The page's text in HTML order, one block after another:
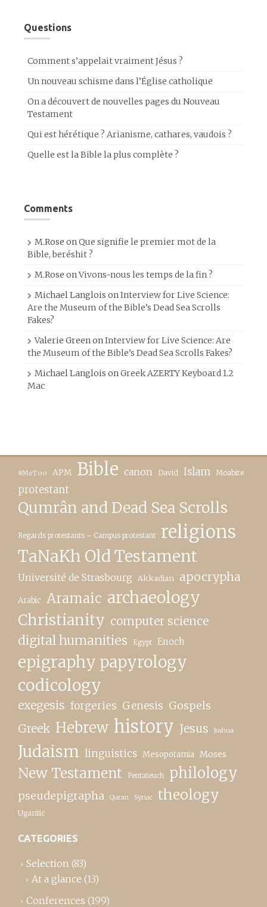
Questions
Comment s’appelait vraiment Jésus ?
Un nouveau schisme dans l’Église catholique
On a découvert de nouvelles pages du Nouveau
Testament
Qui est hérétique ? Arianisme, cathares, vaudois ?
Quelle est la Bible la plus complète ?
Comments
M.Rose onQue signifie le premier mot de la
Bible, beréshit ?
M.Rose onVivons-nous les temps de la fin ?
Michael Langlois onInterview for Live Science:
Are the Museum of the Bible’s Dead Sea Scrolls
Fakes?
Valerie GreenonInterview for Live Science: Are
the Museum of the Bible’s Dead Sea Scrolls Fakes?
Michael Langlois onGreek AZERTY Keyboard 1.2
Mac
#MeToo APM Bible canon David Islam Moabite
protestant
Qumrân and Dead Sea Scrolls
Regards protestants – Campus protestant religions
TaNaKh Old Testament
Université de Strasbourg Akkadian apocrypha
Arabic Aramaic archaeology
Christianity computer science
digital humanities Egypt Enoch
epigraphy papyrology
codicology
exegesis forgeries Genesis Gospels
Greek Hebrew history Jesus Joshua
Judaism linguistics Mesopotamia Moses
New Testament Pentateuch philology
pseudepigrapha Quran Syriac theology
Ugaritic
CATEGORIES
Selection (83)
At a glance (13)
Conferences (199)